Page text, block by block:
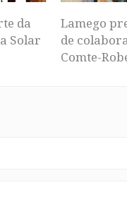
da
Solar
Lamego
de
Comte-